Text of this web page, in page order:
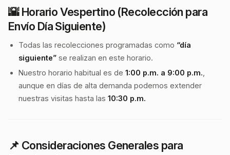
🌇Horario Vespertino (Recolección para
Envío Día Siguiente)
Todas las recolecciones programadas como “día
siguiente” se realizan en este horario.
Nuestro horario habitual es de 1:00 p.m. a 9:00 p.m.
aunque en días de alta demanda podemos extender
nuestras visitas hasta las 10:30 p.m.
📌 Consideraciones Generales para